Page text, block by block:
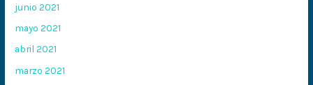
junio 2021
mayo 2021
abril 2021
marzo 2021